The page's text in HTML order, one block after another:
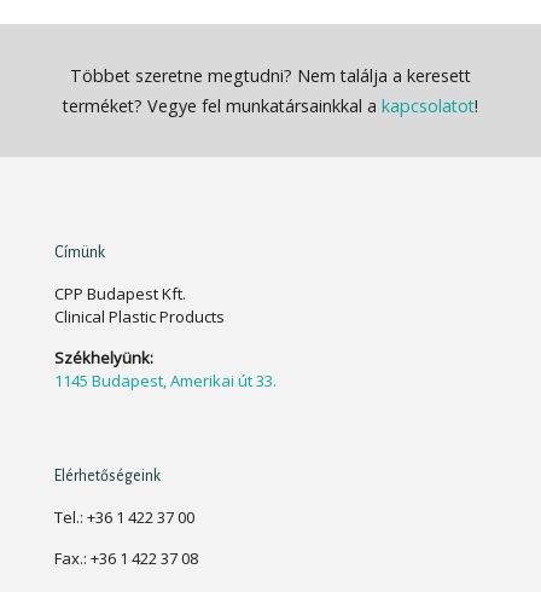
Többet szeretne megtudni? Nem találja a keresett
terméket? Vegye fel munkatársainkkal a kapcsolatot!
Címünk
CPP Budapest Kft.
Clinical Plastic Products
Székhelyünk:
1145 Budapest, Amerikai út 33.
Elérhetőségeink
Tel.: +36 1 422 37 00
Fax.: +36 1 422 37 08